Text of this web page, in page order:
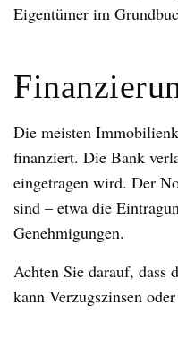
Eigentümer im
Die meisten
finanziert. Die Bank
eingetragen wird. Der
sind – etwa die
Genehmigungen.
Achten Sie darauf, dass
kann Verzugszinsen